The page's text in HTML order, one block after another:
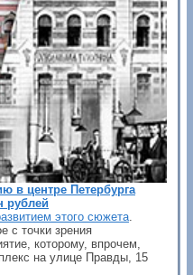
в центре Петербурга
рублей
этого сюжета
с точки зрения
которому, впрочем,
на улице Правды, 15